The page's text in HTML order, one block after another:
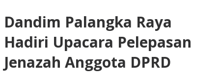
Dandim Palangka Raya
Hadiri Upacara Pelepasan
Jenazah Anggota DPRD